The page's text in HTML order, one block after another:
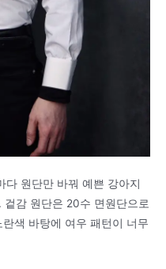
다 원단만 바꿔 예쁜 강아지
감 원단은 20수 면원단으로
색 바탕에 여우 패턴이 너무